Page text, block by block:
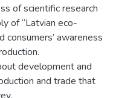
of scientific research
of “Latvian eco-
consumers’ awareness
development and
and trade that